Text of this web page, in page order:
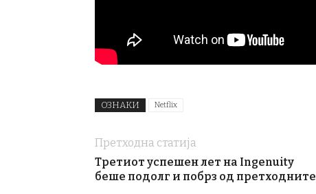
ОЗНАКИ Netflix
Претходна статија
Третиот успешен лет на Ingenuity
беше подолг и побрз од претходните